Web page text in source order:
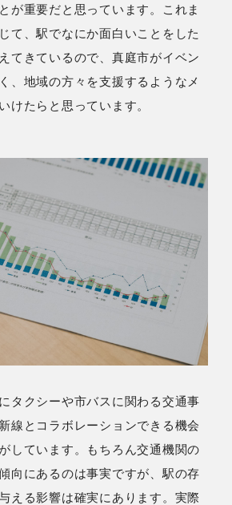
が重要だと思っています。これま
て、駅でなにか面白いことをした
てきているので、真庭市がイベン
、地域の方々を支援するようなメ
けたらと思っています。
クシーや市バスに関わる交通事
線とコラボレーションできる機会
しています。もちろん交通機関の
向にあるのは事実ですが、駅の存
える影響は確実にあります。実際